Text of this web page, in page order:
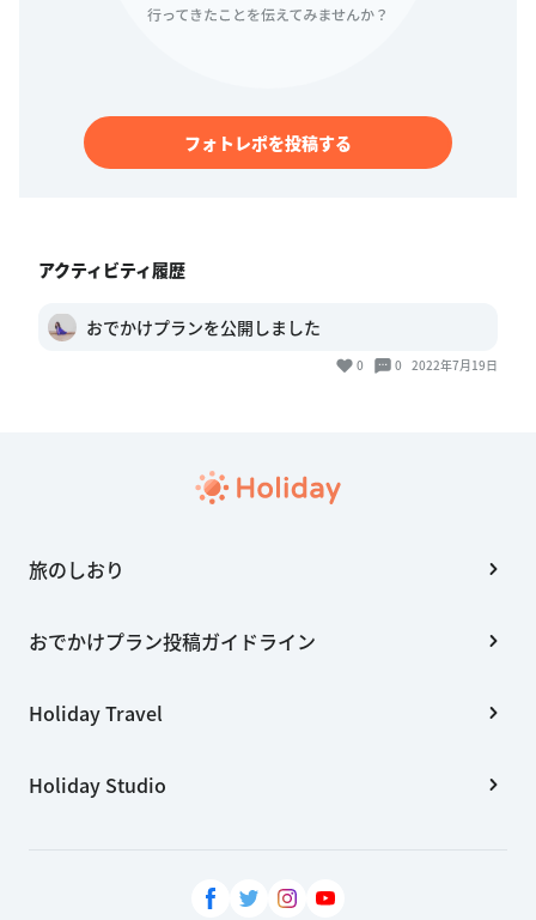
フォトレポを投稿する
アクティビティ履歴
おでかけプランを公開しました
0 0 2022年7月19日
旅のしおり
おでかけプラン投稿ガイドライン
Holiday Travel
Holiday Studio